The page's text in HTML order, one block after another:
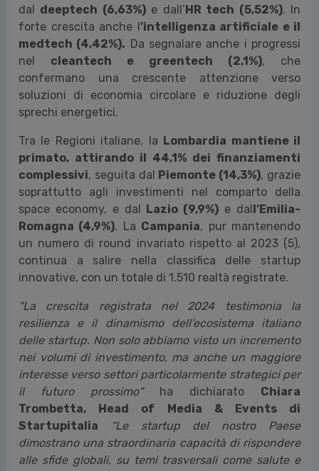
dal deeptech (6,63%)e dall’HR tech (5,52%). In
forte crescita anche l’intelligenza artificiale e il
medtech (4,42%). Da segnalare anche i progressi
nel cleantech e greentech (2,1%), che
confermano una crescente attenzione verso
soluzioni di economia circolare e riduzione degli
sprechi energetici.
Tra le Regioni italiane, la Lombardia mantiene il
primato, attirando il 44,1% dei finanziamenti
complessivi, seguita dal Piemonte (14,3%), grazie
soprattutto agli investimenti nel comparto della
space economy, e dal Lazio (9,9%) e dall’Emilia-
Romagna (4,9%). La Campania, pur mantenendo
un numero di round invariato rispetto al 2023 (5),
continua a salire nella classifica delle startup
innovative, con un totale di 1.510 realtà registrate.
"La crescita registrata nel 2024 testimonia la
resilienza e il dinamismo dell’ecosistema italiano
delle startup. Non solo abbiamo visto un incremento
nei volumi di investimento, ma anche un maggiore
interesse verso settori particolarmente strategici per
il futuro prossimo" ha dichiarato Chiara
Trombetta, Head of Media & Events di
Startupitalia
“Le startup del nostro Paese
dimostrano una straordinaria capacità di rispondere
alle sfide globali, su temi trasversali come salute e